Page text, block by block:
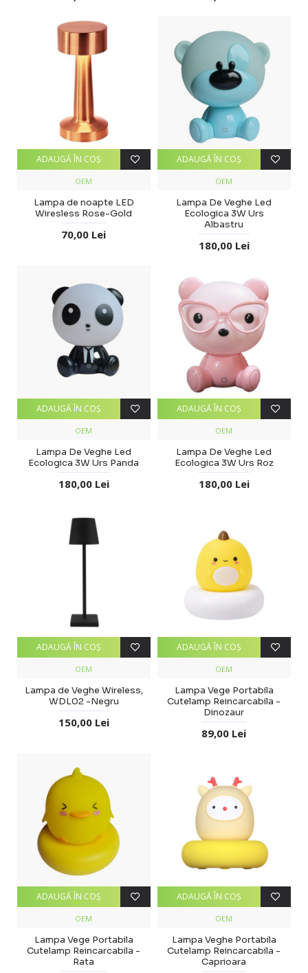
OEM
Lampa de noapte LED
Wiresless Rose-Gold
70,00 Lei
ADAUGĂ ÎN COŞ
OEM
Lampa De Veghe Led
Ecologica 3W Urs
Albastru
180,00 Lei
ADAUGĂ ÎN COŞ
OEM
Lampa De Veghe Led
Ecologica 3W Urs Panda
180,00 Lei
ADAUGĂ ÎN COŞ
OEM
Lampa De Veghe Led
Ecologica 3W Urs Roz
180,00 Lei
ADAUGĂ ÎN COŞ
OEM
Lampa de Veghe Wireless,
WDL02 -Negru
150,00 Lei
ADAUGĂ ÎN COŞ
OEM
Lampa Vege Portabila
Cutelamp Reincarcabila -
Dinozaur
89,00 Lei
ADAUGĂ ÎN COŞ
OEM
Lampa Vege Portabila
Cutelamp Reincarcabila -
Rata
ADAUGĂ ÎN COŞ
OEM
Lampa Veghe Portabila
Cutelamp Reincarcabila -
Caprioara
ADAUGĂ ÎN COŞ